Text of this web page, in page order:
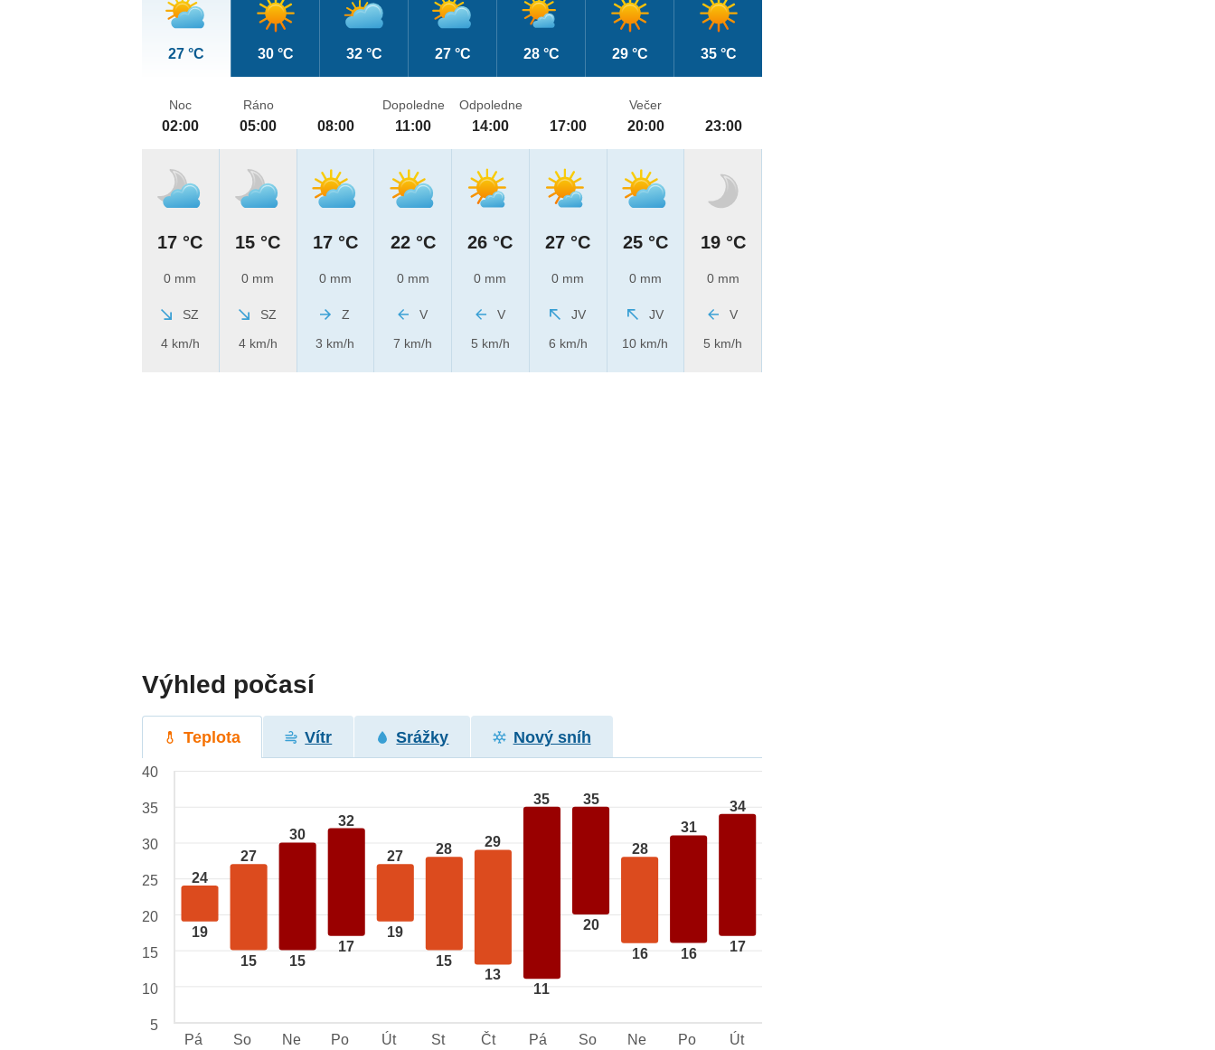
27 °C 30 °C 32 °C 27 °C 28 °C 29 °C 35 °C
Noc
02:00
17 °C
0 mm
SZ
4 km/h
Ráno
05:00
15 °C
0 mm
SZ
4 km/h
08:00
17 °C
0 mm
Z
3 km/h
Dopoledne
11:00
22 °C
0 mm
V
7 km/h
Odpoledne
14:00
26 °C
0 mm
V
5 km/h
17:00
27 °C
0 mm
JV
6 km/h
Večer
20:00
25 °C
0 mm
JV
10 km/h
23:00
19 °C
0 mm
V
5 km/h
Výhled počasí
Teplota Vítr Srážky Nový sníh
24
19
27
15
30
15
32
17
27
19
28
15
29
13
35
11
35
20
28
16
31
16
34
17
40
35
30
25
20
15
10
5
Pá
So Ne Po Út St Čt Pá So Ne Po Út